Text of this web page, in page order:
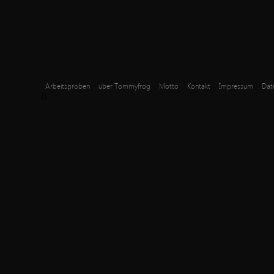
Arbeitsproben über Tommyfrog Motto Kontakt Impressum